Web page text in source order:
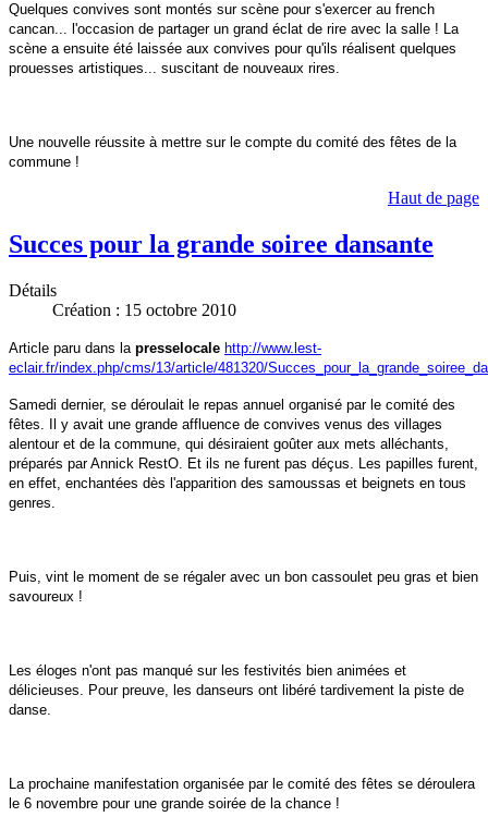
Quelques convives sont montés sur scène pour s'exercer au french
cancan... l'occasion de partager un grand éclat de rire avec la salle ! La
scène a ensuite été laissée aux convives pour qu'ils réalisent quelques
prouesses artistiques... suscitant de nouveaux rires.
Une nouvelle réussite à mettre sur le compte du comité des fêtes de la
commune !
Haut de page
Succes pour la grande soiree dansante
Détails
Création : 15 octobre 2010
Article paru dans la presse locale http://www.lest-
eclair.fr/index.php/cms/13/article/481320/
Samedi dernier, se déroulait le repas annuel organisé par le comité des
fêtes. Il y avait une grande affluence de convives venus des villages
alentour et de la commune, qui désiraient goûter aux mets alléchants,
préparés par Annick RestO. Et ils ne furent pas déçus. Les papilles furent,
en effet, enchantées dès l'apparition des samoussas et beignets en tous
genres.
Puis, vint le moment de se régaler avec un bon cassoulet peu gras et bien
savoureux !
Les éloges n'ont pas manqué sur les festivités bien animées et
délicieuses. Pour preuve, les danseurs ont libéré tardivement la piste de
danse.
La prochaine manifestation organisée par le comité des fêtes se déroulera
le 6 novembre pour une grande soirée de la chance !